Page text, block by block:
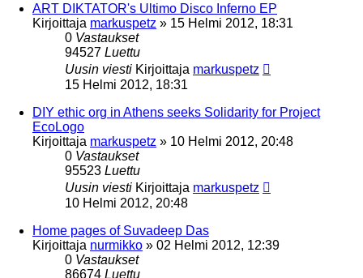
ART DIKTATOR's Ultimo Disco Inferno EP
Kirjoittaja markuspetz » 15 Helmi 2012, 18:31
0 Vastaukset
94527 Luettu
Uusin viesti Kirjoittaja markuspetz
15 Helmi 2012, 18:31
DIY ethic org in Athens seeks Solidarity for Project
EcoLogo
Kirjoittaja markuspetz » 10 Helmi 2012, 20:48
0 Vastaukset
95523 Luettu
Uusin viesti Kirjoittaja markuspetz
10 Helmi 2012, 20:48
Home pages of Suvadeep Das
Kirjoittaja nurmikko » 02 Helmi 2012, 12:39
0 Vastaukset
86674 Luettu